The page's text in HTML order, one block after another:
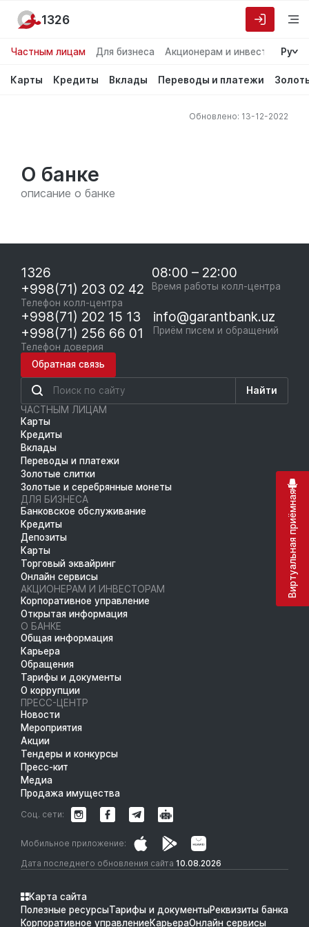
Частным лицам Для бизнеса Акционерам и инвесторам
Ру
Карты Кредиты Вклады Переводы и платежи
1326
Обновлено: 13-12-2022
О банке
описание о банке
1326
+998(71) 203 02 42
Телефон колл-центра
08:00 – 22:00
Время работы колл-центра
+998(71) 202 15 13
+998(71) 256 66 01
Телефон доверия
info@garantbank.uz
Приём писем и обращений
Обратная связь
Найти
ЧАСТНЫМ ЛИЦАМ
Карты
Кредиты
Вклады
Переводы и платежи
Золотые слитки
Золотые и серебрянные монеты
ДЛЯ БИЗНЕСА
Банковское обслуживание
Кредиты
Депозиты
Карты
Торговый эквайринг
Онлайн сервисы
АКЦИОНЕРАМ И ИНВЕСТОРАМ
Корпоративное управление
Открытая информация
О БАНКЕ
Общая информация
Карьера
Обращения
Тарифы и документы
О коррупции
ПРЕСС-ЦЕНТР
Новости
Мероприятия
Акции
Тендеры и конкурсы
Пресс-кит
Медиа
Продажа имущества
Дата последнего обновления сайта 10.08.2026
Мобильное приложение:
Соц. сети:
Карта сайта
Полезные ресурсыТарифы и документыРеквизиты банка
Корпоративное управлениеКарьераОнлайн сервисы
Виртуальная приёмная